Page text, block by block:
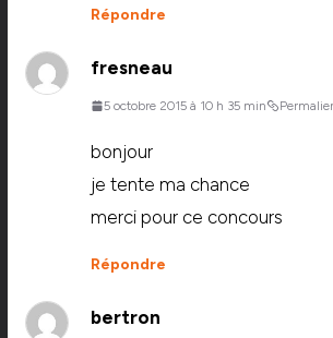
Répondre
fresneau
5 octobre 2015 à 10 h 35 min
bonjour
je tente ma chance
merci pour ce concours
Répondre
bertron